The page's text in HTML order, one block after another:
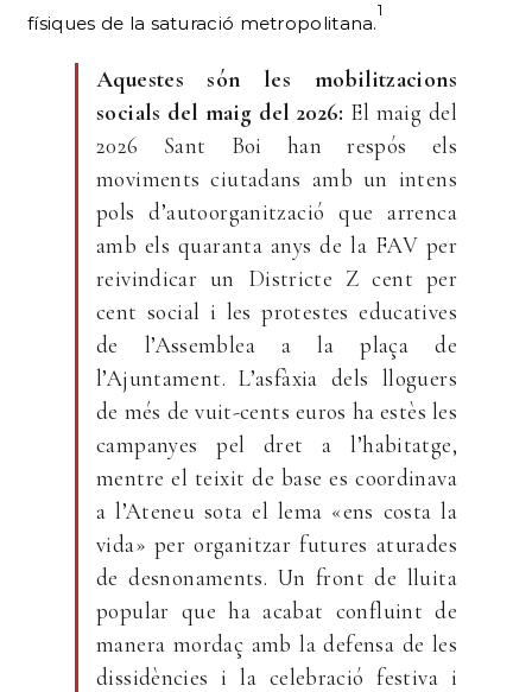
físiques de la saturació metropolitana.
1
Aquestes són les mobilitzacions
socials del maig del 2026: El maig del
2026 Sant Boi han respós els
moviments ciutadans amb un intens
pols d’autoorganització que arrenca
amb els quaranta anys de la FAV per
reivindicar un Districte Z cent per
cent social i les protestes educatives
de l’Assemblea a la plaça de
l’Ajuntament. L’asfàxia dels lloguers
de més de vuit-cents euros ha estès les
campanyes pel dret a l’habitatge,
mentre el teixit de base es coordinava
a l’Ateneu sota el lema «ens costa la
vida» per organitzar futures aturades
de desnonaments. Un front de lluita
popular que ha acabat confluint de
manera mordaç amb la defensa de les
dissidències i la celebració festiva i